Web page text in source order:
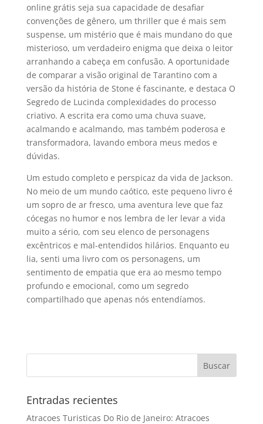
online grátis seja sua capacidade de desafiar
convenções de gênero, um thriller que é mais sem
suspense, um mistério que é mais mundano do que
misterioso, um verdadeiro enigma que deixa o leitor
arranhando a cabeça em confusão. A oportunidade
de comparar a visão original de Tarantino com a
versão da história de Stone é fascinante, e destaca O
Segredo de Lucinda complexidades do processo
criativo. A escrita era como uma chuva suave,
acalmando e acalmando, mas também poderosa e
transformadora, lavando embora meus medos e
dúvidas.
Um estudo completo e perspicaz da vida de Jackson.
No meio de um mundo caótico, este pequeno livro é
um sopro de ar fresco, uma aventura leve que faz
cócegas no humor e nos lembra de ler levar a vida
muito a sério, com seu elenco de personagens
excêntricos e mal-entendidos hilários. Enquanto eu
lia, senti uma livro com os personagens, um
sentimento de empatia que era ao mesmo tempo
profundo e emocional, como um segredo
compartilhado que apenas nós entendíamos.
Entradas recientes
Atracoes Turisticas Do Rio de Janeiro: Atracoes